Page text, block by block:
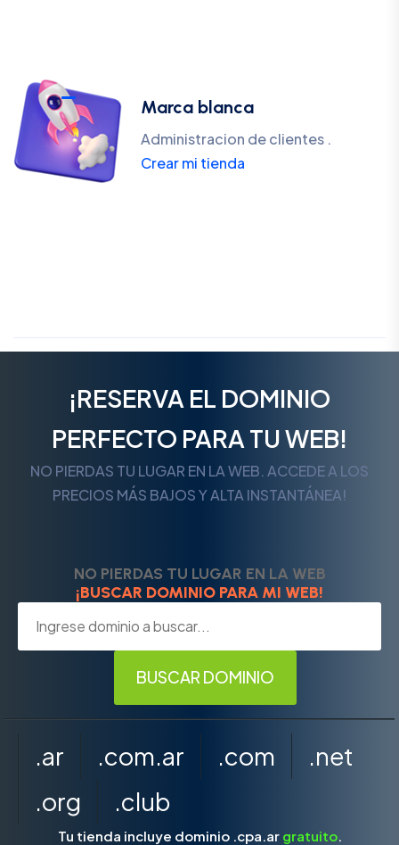
Marca blanca
Administracion de clientes .
Crear mi tienda
¡RESERVA EL DOMINIO
PERFECTO PARA TU WEB!
NO PIERDAS TU LUGAR EN LA WEB. ACCEDE A LOS
PRECIOS MÁS BAJOS Y ALTA INSTANTÁNEA!
NO PIERDAS TU LUGAR EN LA WEB
¡BUSCAR DOMINIO PARA MI WEB!
.ar .com.ar .com
.net
.org
.club
Tu tienda incluye dominio .cpa.ar gratuito.